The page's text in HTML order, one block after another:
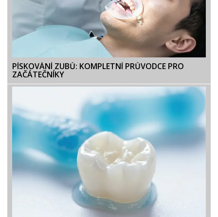
PÍSKOVÁNÍ ZUBŮ: KOMPLETNÍ PRŮVODCE PRO
ZAČÁTEČNÍKY